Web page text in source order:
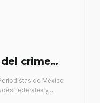
crimen
de México
federales y…